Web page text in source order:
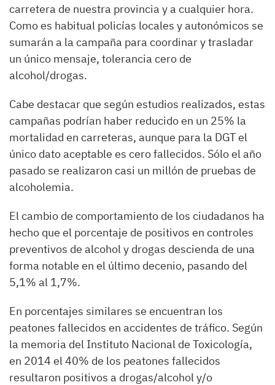
carretera de nuestra provincia y a cualquier hora.
Como es habitual policías locales y autonómicos se
sumarán a la campaña para coordinar y trasladar
un único mensaje, tolerancia cero de
alcohol/drogas.
Cabe destacar que según estudios realizados, estas
campañas podrían haber reducido en un 25% la
mortalidad en carreteras, aunque para la DGT el
único dato aceptable es cero fallecidos. Sólo el año
pasado se realizaron casi un millón de pruebas de
alcoholemia.
El cambio de comportamiento de los ciudadanos ha
hecho que el porcentaje de positivos en controles
preventivos de alcohol y drogas descienda de una
forma notable en el último decenio, pasando del
5,1% al 1,7%.
En porcentajes similares se encuentran los
peatones fallecidos en accidentes de tráfico. Según
la memoria del Instituto Nacional de Toxicología,
en 2014 el 40% de los peatones fallecidos
resultaron positivos a drogas/alcohol y/o